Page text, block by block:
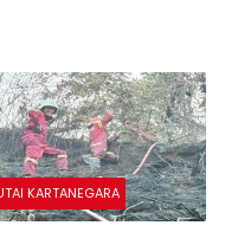
KARTANEGARA